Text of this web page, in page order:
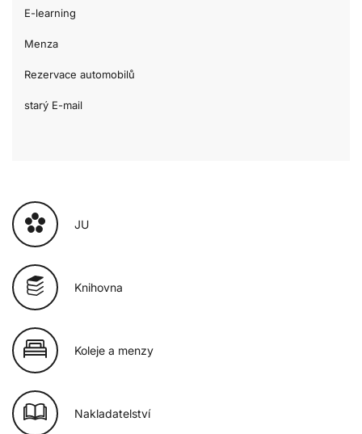
E-learning
Menza
Rezervace automobilů
starý E-mail
JU
Knihovna
Koleje a menzy
Nakladatelství